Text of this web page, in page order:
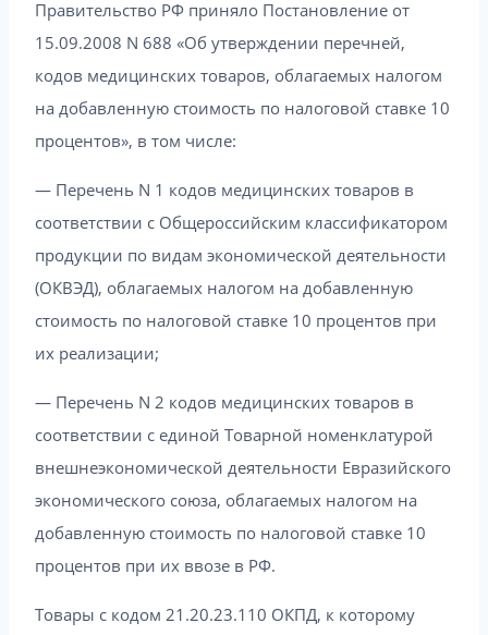
Правительство РФ приняло Постановление от
15.09.2008 N 688 «Об утверждении перечней,
кодов медицинских товаров, облагаемых налогом
на добавленную стоимость по налоговой ставке 10
процентов», в том числе:
— Перечень N 1 кодов медицинских товаров в
соответствии с Общероссийским классификатором
продукции по видам экономической деятельности
(ОКВЭД), облагаемых налогом на добавленную
стоимость по налоговой ставке 10 процентов при
их реализации;
— Перечень N 2 кодов медицинских товаров в
соответствии с единой Товарной номенклатурой
внешнеэкономической деятельности Евразийского
экономического союза, облагаемых налогом на
добавленную стоимость по налоговой ставке 10
процентов при их ввозе в РФ.
Товары с кодом 21.20.23.110 ОКПД, к которому